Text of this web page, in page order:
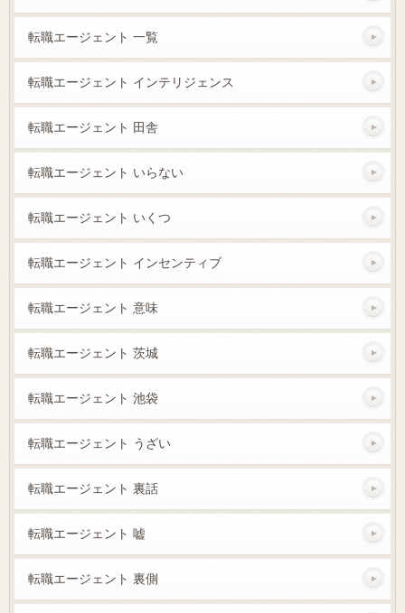
転職エージェント 一覧
転職エージェント インテリジェンス
転職エージェント 田舎
転職エージェント いらない
転職エージェント いくつ
転職エージェント インセンティブ
転職エージェント 意味
転職エージェント 茨城
転職エージェント 池袋
転職エージェント うざい
転職エージェント 裏話
転職エージェント 嘘
転職エージェント 裏側